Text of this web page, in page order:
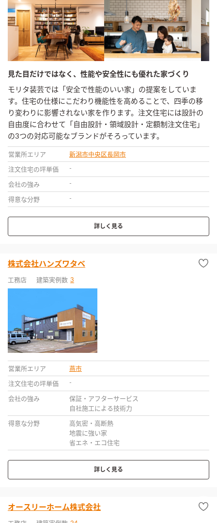
見た目だけではなく、性能や安全性にも優れた家づくり
モリタ装芸では「安全で性能のいい家」の提案をしていま
す。住宅の仕様にこだわり機能性を高めることで、四季の移
り変わりに影響されない家を作ります。注文住宅には設計の
自由度に合わせて「自由設計・領域設計・定額制注文住宅」
の3つの対応可能なブランドがそろっています。
営業所エリア 新潟市中央区長岡市
注文住宅の坪単価 -
会社の強み -
得意な分野 -
詳しく見る
株式会社ハンズワタベ
工務店 建築実例数 3
営業所エリア 燕市
注文住宅の坪単価 -
会社の強み
保証・アフターサービス
自社施工による技術力
得意な分野
高気密・高断熱
地震に強い家
省エネ・エコ住宅
詳しく見る
オースリーホーム株式会社